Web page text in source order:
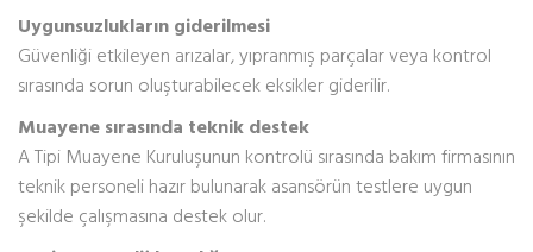
Uygunsuzlukların giderilmesi
Güvenliği etkileyen arızalar, yıpranmış parçalar veya kontrol
sırasında sorun oluşturabilecek eksikler giderilir.
Muayene sırasında teknik destek
A Tipi Muayene Kuruluşunun kontrolü sırasında bakım firmasının
teknik personeli hazır bulunarak asansörün testlere uygun
şekilde çalışmasına destek olur.